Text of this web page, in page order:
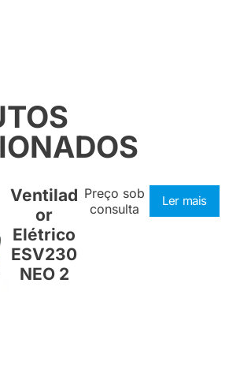
Ventilad
or
Elétrico
ESV230
NEO 2
Preço sob
consulta
Ler mais